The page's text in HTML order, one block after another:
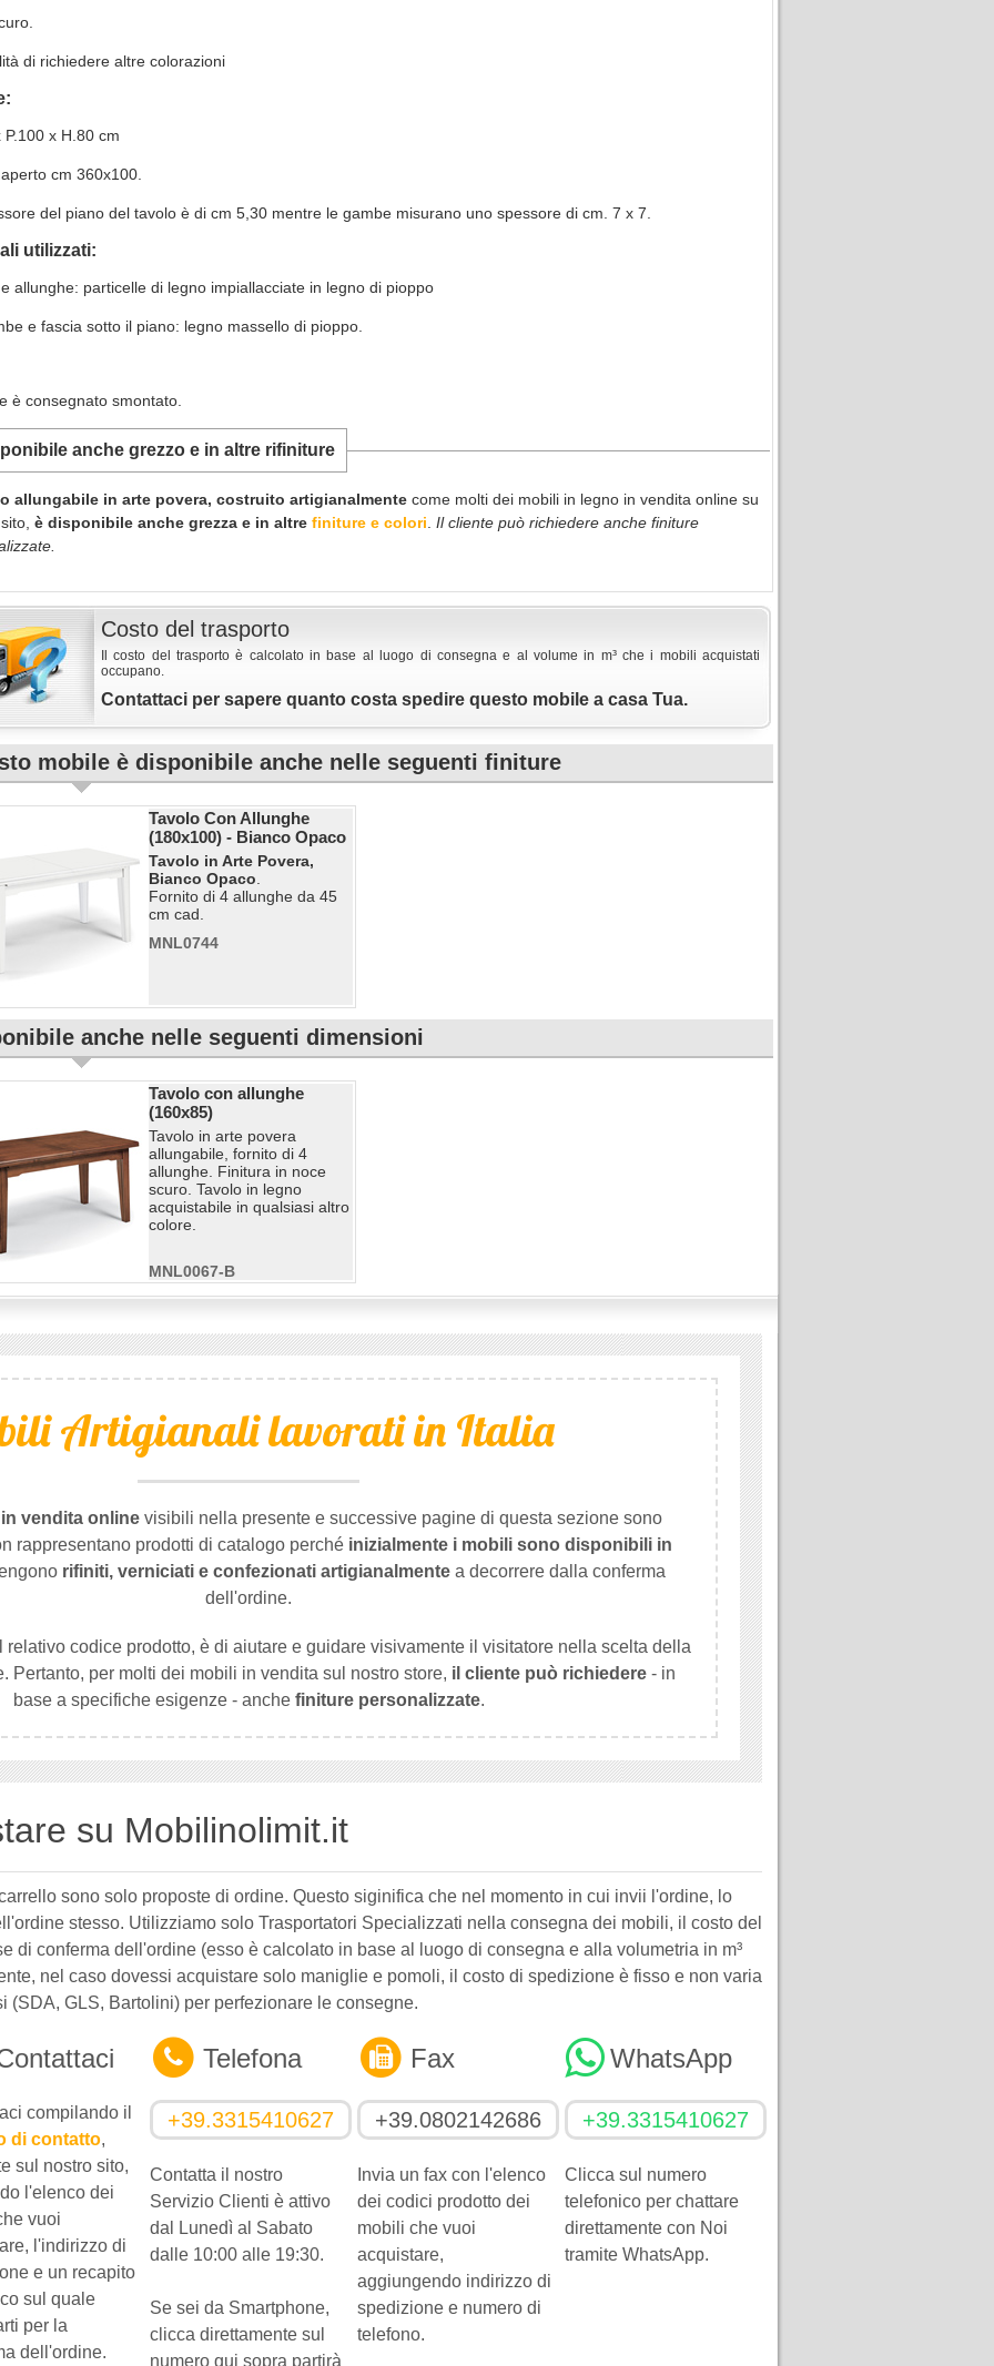
di richiedere altre colorazioni
P.100 x H.80 cm
cm 360x100.
del piano del tavolo è di cm 5,30 mentre le gambe misurano uno spessore di cm. 7 x 7.
utilizzati:
allunghe: particelle di legno impiallacciate in legno di pioppo
e fascia sotto il piano: legno massello di pioppo.
è consegnato smontato.
anche grezzo e in altre rifiniture
allungabile in arte povera, costruito artigianalmente come molti dei mobili in legno in vendita online su
è disponibile anche grezza e in altre finiture e colori Il cliente può richiedere anche finiture
Costo del trasporto
Il costo del trasporto è calcolato in base al luogo di consegna e al volume in m³ che i mobili acquistati
occupano.
Contattaci per sapere quanto costa spedire questo mobile a casa Tua.
mobile è disponibile anche nelle seguenti finiture
Tavolo Con Allunghe
(180x100) - Bianco Opaco
Tavolo in Arte Povera,
Bianco Opaco
Fornito di 4 allunghe da 45
cm cad.
MNL0744
anche nelle seguenti dimensioni
Tavolo con allunghe
(160x85)
Tavolo in arte povera
allungabile, fornito di 4
allunghe. Finitura in noce
scuro. Tavolo in legno
acquistabile in qualsiasi altro
colore.
MNL0067-B
Artigianali lavorati in Italia
vendita online visibili nella presente e successive pagine di questa sezione sono
rappresentano prodotti di catalogo perché inizialmente i mobili sono disponibili in
rifiniti, verniciati e confezionati artigianalmentea decorrere dalla conferma
dell'ordine.
relativo codice prodotto, è di aiutare e guidare visivamente il visitatore nella scelta della
Pertanto, per molti dei mobili in vendita sul nostro store, il cliente può richiedere - in
base a specifiche esigenze - anche finiture personalizzate.
su Mobilinolimit.it
sono solo proposte di ordine. Questo siginifica che nel momento in cui invii l'ordine, lo
stesso. Utilizziamo solo Trasportatori Specializzati nella consegna dei mobili, il costo del
di conferma dell'ordine (esso è calcolato in base al luogo di consegna e alla volumetria in m³
nel caso dovessi acquistare solo maniglie e pomoli, il costo di spedizione è fisso e non varia
(SDA, GLS, Bartolini) per perfezionare le consegne.
compilando il
di contatto,
sul nostro sito,
l'elenco dei
vuoi
l'indirizzo di
e un recapito
sul quale
per la
dell'ordine.
Telefona
+39.3315410627
Contatta il nostro
Servizio Clienti è attivo
dal Lunedì al Sabato
dalle 10:00 alle 19:30.
Se sei da Smartphone,
clicca direttamente sul
numero qui sopra partirà
Fax
+39.0802142686
Invia un fax con l'elenco
dei codici prodotto dei
mobili che vuoi
acquistare,
aggiungendo indirizzo di
spedizione e numero di
telefono.
WhatsApp
+39.3315410627
Clicca sul numero
telefonico per chattare
direttamente con Noi
tramite WhatsApp.